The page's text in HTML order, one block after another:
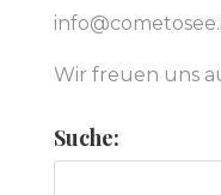
Wir freuen uns
Suche: